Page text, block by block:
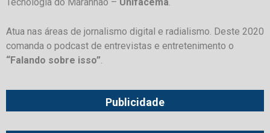
Atua nas áreas de jornalismo digital e radialismo. Deste 2020
comanda o podcast de entrevistas e entretenimento o
“Falando sobre isso”
Publicidade